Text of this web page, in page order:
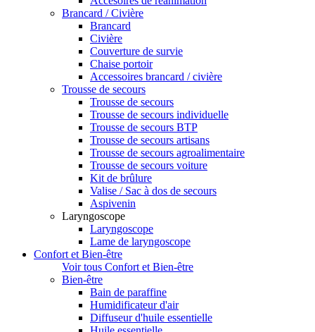
Brancard / Civière
Brancard
Civière
Couverture de survie
Chaise portoir
Accessoires brancard / civière
Trousse de secours
Trousse de secours
Trousse de secours individuelle
Trousse de secours BTP
Trousse de secours artisans
Trousse de secours agroalimentaire
Trousse de secours voiture
Kit de brûlure
Valise / Sac à dos de secours
Aspivenin
Laryngoscope
Laryngoscope
Lame de laryngoscope
Confort et Bien-être
Voir tous Confort et Bien-être
Bien-être
Bain de paraffine
Humidificateur d'air
Diffuseur d'huile essentielle